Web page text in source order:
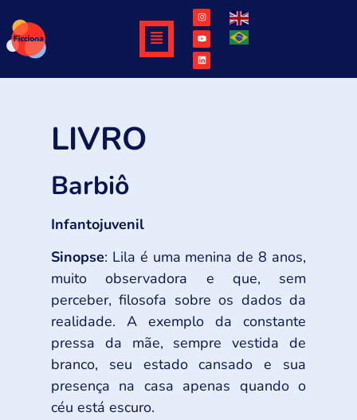
LIVRO
Barbiô
Infantojuvenil
Sinopse: Lila é uma menina de 8 anos,
muito observadora e que, sem
perceber, filosofa sobre os dados da
realidade. A exemplo da constante
pressa da mãe, sempre vestida de
branco, seu estado cansado e sua
presença na casa apenas quando o
céu está escuro.